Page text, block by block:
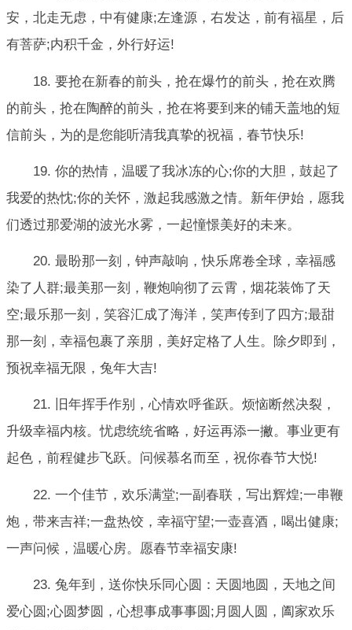
安，北走无虑，中有健康;左逢源，右发达，前有福星，后
有菩萨;内积千金，外行好运!
18. 要抢在新春的前头，抢在爆竹的前头，抢在欢腾
的前头，抢在陶醉的前头，抢在将要到来的铺天盖地的短
信前头，为的是您能听清我真挚的祝福，春节快乐!
19. 你的热情，温暖了我冰冻的心;你的大胆，鼓起了
我爱的热忱;你的关怀，激起我感激之情。新年伊始，愿我
们透过那爱湖的波光水雾，一起憧憬美好的未来。
20. 最盼那一刻，钟声敲响，快乐席卷全球，幸福感
染了人群;最美那一刻，鞭炮响彻了云霄，烟花装饰了天
空;最乐那一刻，笑容汇成了海洋，笑声传到了四方;最甜
那一刻，幸福包裹了亲朋，美好定格了人生。除夕即到，
预祝幸福无限，兔年大吉!
21. 旧年挥手作别，心情欢呼雀跃。烦恼断然决裂，
升级幸福内核。忧虑统统省略，好运再添一撇。事业更有
起色，前程健步飞跃。问候慕名而至，祝你春节大悦!
22. 一个佳节，欢乐满堂;一副春联，写出辉煌;一串鞭
炮，带来吉祥;一盘热饺，幸福守望;一壶喜酒，喝出健康;
一声问候，温暖心房。愿春节幸福安康!
23. 兔年到，送你快乐同心圆：天圆地圆，天地之间
爱心圆;心圆梦圆，心想事成事事圆;月圆人圆，阖家欢乐